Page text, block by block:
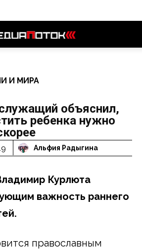
И МИРА
объяснил,
ребенка нужно
Альфия Радыгина
Курлюта
важность раннего
православным